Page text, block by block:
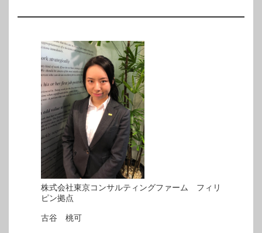
株式会社東京コンサルティングファーム フィリ
ピン拠点
古谷 桃可